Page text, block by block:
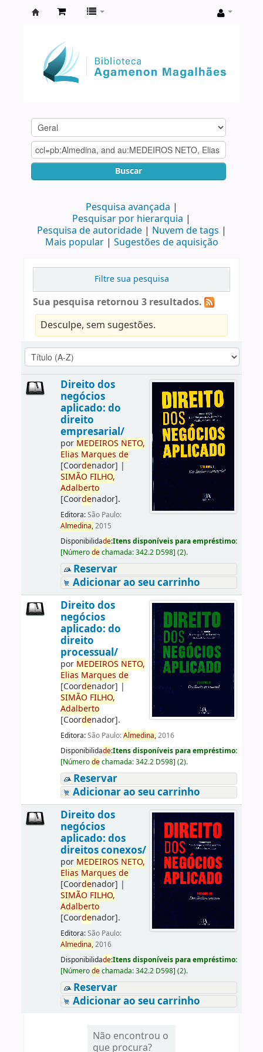
Agamenon
Magalhães
Buscar
Pesquisa avançada
Pesquisar por hierarquia
Pesquisa de autoridade
Nuvem de tags
Mais popular
Sugestões de aquisição
Filtre sua pesquisa
Sua pesquisa retornou 3 resultados.
Desculpe, sem sugestões.
Direito dos
negócios
aplicado: do
direito
empresarial/
por MEDEIROS NETO,
Elias Marques de
[Coordenador] |
SIMÃO FILHO,
Adalberto
[Coordenador].
Editora:São Paulo:
Almedina,2015
Disponibilidade:Itens disponíveis para empréstimo:
[Númerodechamada:342.2 D598] (2).
Reservar
Adicionar ao seu carrinho
Direito dos
negócios
aplicado: do
direito
processual/
por MEDEIROS NETO,
Elias Marques de
[Coordenador] |
SIMÃO FILHO,
Adalberto
[Coordenador].
Editora:São Paulo:Almedina,2016
Disponibilidade:Itens disponíveis para empréstimo:
[Númerodechamada:342.2 D598] (2).
Reservar
Adicionar ao seu carrinho
Direito dos
negócios
aplicado: dos
direitos conexos/
por MEDEIROS NETO,
Elias Marques de
[Coordenador] |
SIMÃO FILHO,
Adalberto
[Coordenador].
Editora:São Paulo:
Almedina,2016
Disponibilidade:Itens disponíveis para empréstimo:
[Númerodechamada:342.2 D598] (2).
Reservar
Adicionar ao seu carrinho
Não encontrou o
que procura?